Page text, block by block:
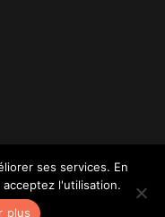
ses services. En
l'utilisation.
plus